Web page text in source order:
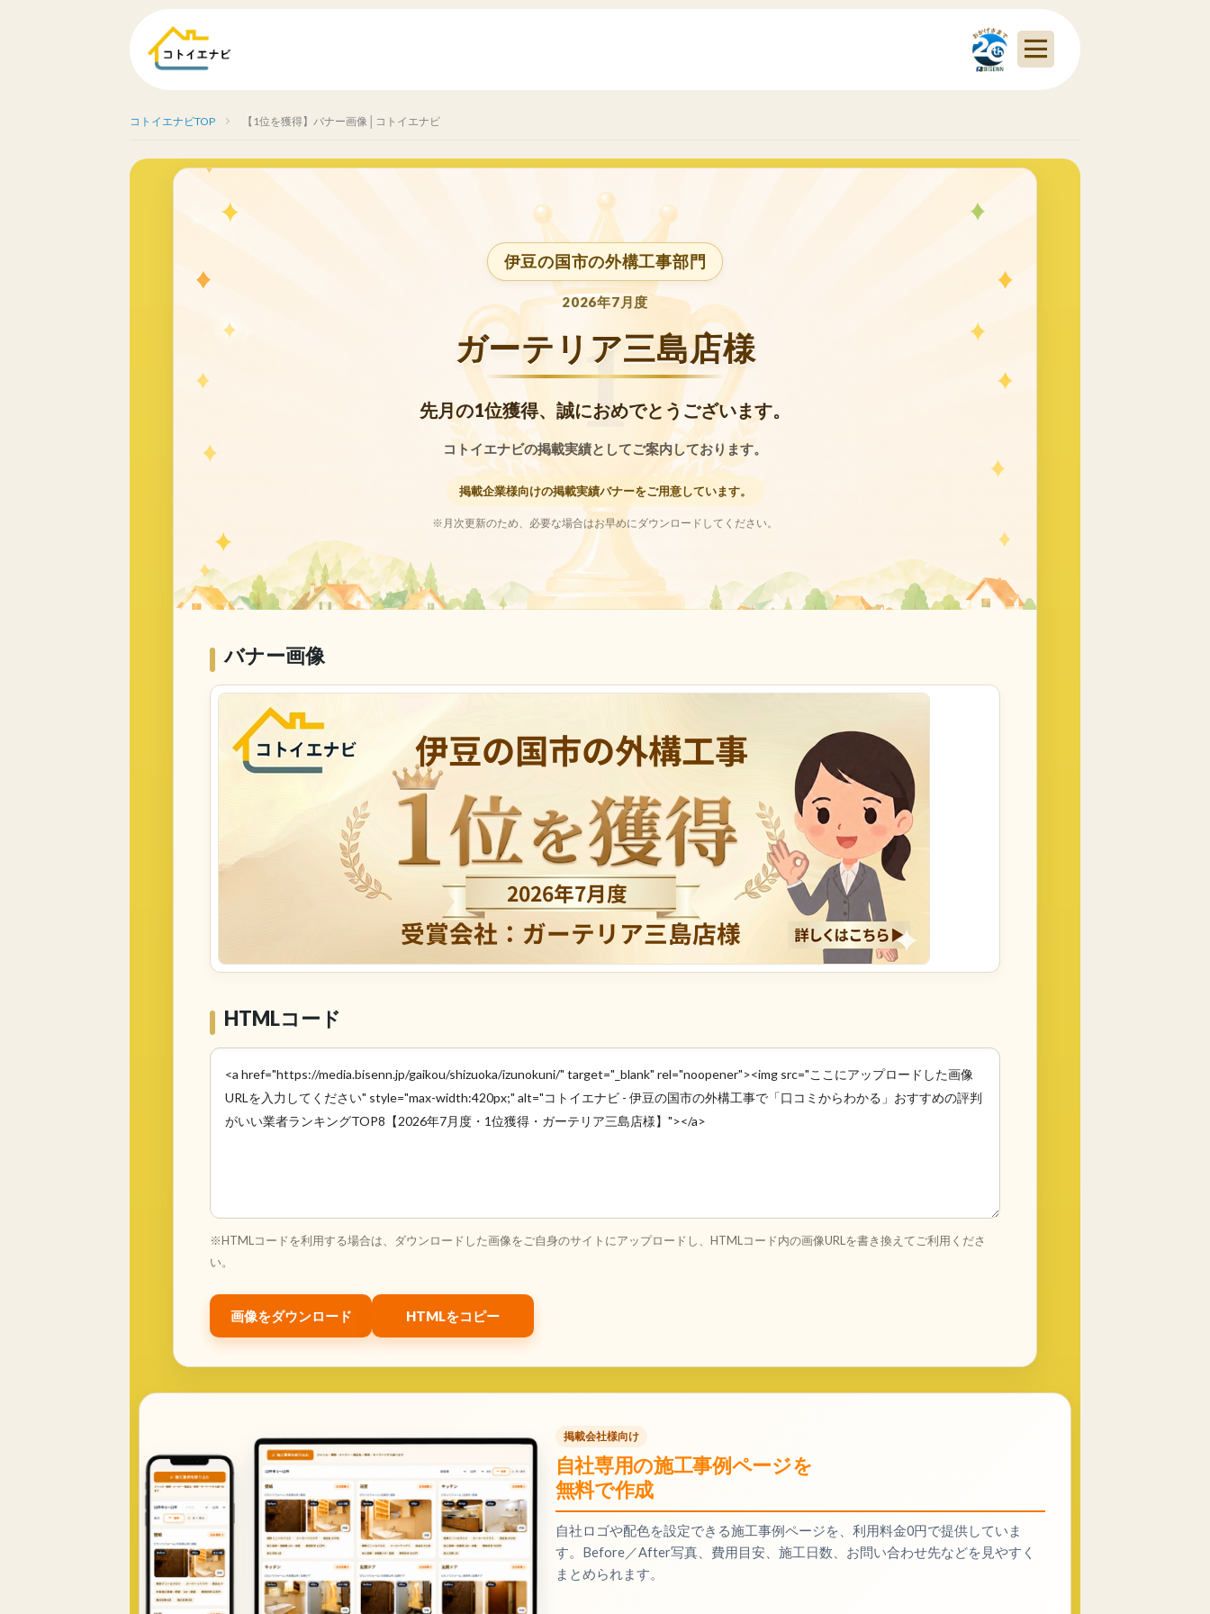
コトイエナビTOP 【1位を獲得】バナー画像│コトイエナビ
伊豆の国市の外構工事部門
2026年7月度
ガーテリア三島店様
先月の1位獲得、誠におめでとうございます。
コトイエナビの掲載実績としてご案内しております。
掲載企業様向けの掲載実績バナーをご用意しています。
※月次更新のため、必要な場合はお早めにダウンロードしてください。
バナー画像
HTMLコード
※HTMLコードを利用する場合は、ダウンロードした画像をご自身のサイトにアップロードし、HTMLコード内の画像URLを書き換えてご利用くださ
い。
画像をダウンロード HTMLをコピー
掲載会社様向け
自社専用の施工事例ページを
無料で作成
自社ロゴや配色を設定できる施工事例ページを、利用料金0円で提供していま
す。Before／After写真、費用目安、施工日数、お問い合わせ先などを見やすく
まとめられます。